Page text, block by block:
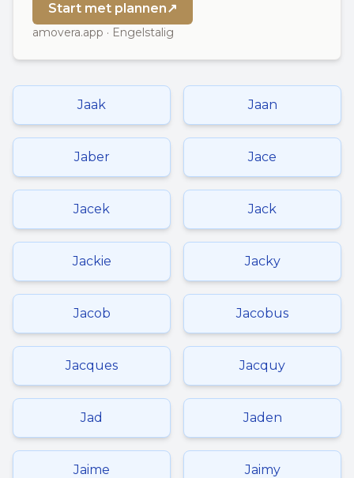
Start met plannen↗
amovera.app · Engelstalig
Jaak Jaan
Jaber Jace
Jacek Jack
Jackie Jacky
Jacob Jacobus
Jacques Jacquy
Jad Jaden
Jaime Jaimy